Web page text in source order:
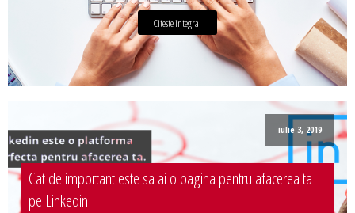
Citeste integral
iulie 3, 2019
Cat de important este sa ai o pagina pentru afacerea ta
pe Linkedin